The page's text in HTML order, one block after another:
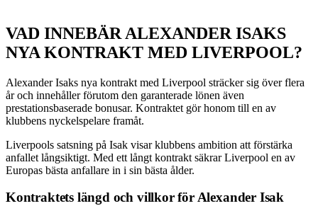
VAD INNEBÄR ALEXANDER ISAKS
NYA KONTRAKT MED LIVERPOOL?
Alexander Isaks nya kontrakt med Liverpool sträcker sig över flera
år och innehåller förutom den garanterade lönen även
prestationsbaserade bonusar. Kontraktet gör honom till en av
klubbens nyckelspelare framåt.
Liverpools satsning på Isak visar klubbens ambition att förstärka
anfallet långsiktigt. Med ett långt kontrakt säkrar Liverpool en av
Europas bästa anfallare in i sin bästa ålder.
Kontraktets längd och villkor för Alexander Isak